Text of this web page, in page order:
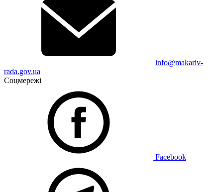
info@makariv-
rada.gov.ua
Соцмережі
Facebook